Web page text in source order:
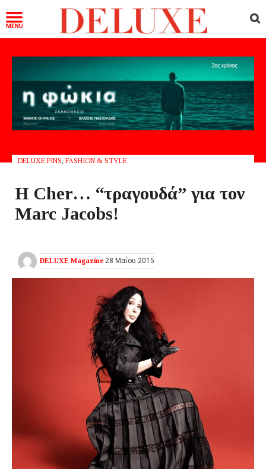
DELUXE PINS FASHION & STYLE
Η Cher… “τραγουδά” για τον
Μarc Jacobs!
DELUXE Magazine 28 Μαΐου 2015